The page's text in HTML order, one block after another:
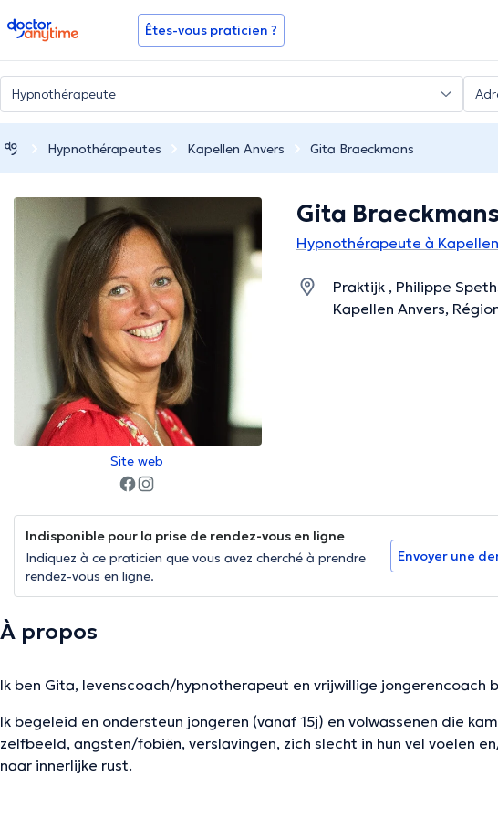
doctoranytime Êtes-vous praticien ?
Hypnothérapeutes Kapellen Anvers Gita Braeckmans
Site web
Gita Braeckmans
Hypnothérapeute à
Praktijk , Philippe
Kapellen Anvers,
Indisponible pour la prise de rendez-vous en ligne
Indiquez à ce praticien que vous avez cherché à prendre
rendez-vous en ligne.
Envoyer une
À propos
Ik ben Gita, levenscoach/hypnotherapeut en vrijwillige jongerencoach
Ik begeleid en ondersteun jongeren (vanaf 15j) en volwassenen die
zelfbeeld, angsten/fobiën, verslavingen, zich slecht in hun vel voelen
naar innerlijke rust.